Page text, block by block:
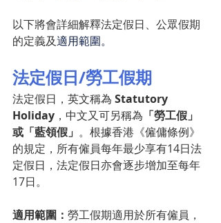
以下將會詳細解釋法定假日、公眾假期
的定義及適用範圍。
法定假日/勞工假期
法定假日，英文稱為 Statutory
Holiday ，中文又可另稱為 「勞工假」
或「藍領假」 。根據香港《僱傭條例》
的規定，所有僱員每年最少享有14日法
定假日，法定假日亦會逐步增加至每年
17日。
適用範圍： 勞工假期適用於所有僱員，